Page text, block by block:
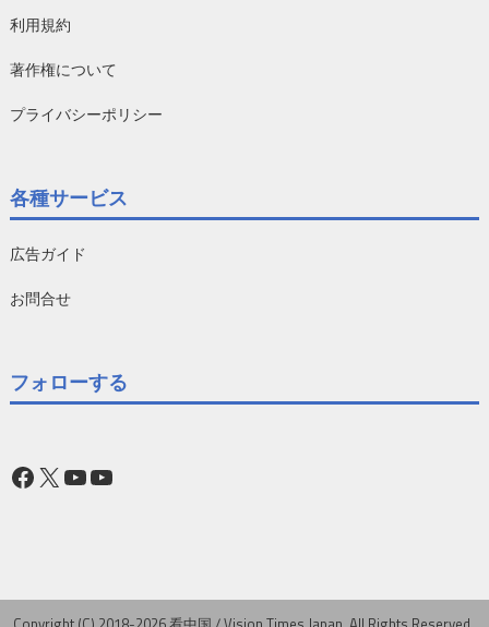
利用規約
著作権について
プライバシーポリシー
各種サービス
広告ガイド
お問合せ
フォローする
Facebook
X YouTube
YouTube